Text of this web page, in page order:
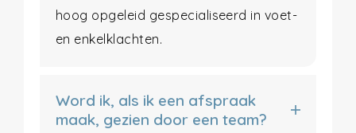
hoog opgeleid gespecialiseerd in voet-
en enkelklachten.
Word ik, als ik een afspraak
maak, gezien door een team?